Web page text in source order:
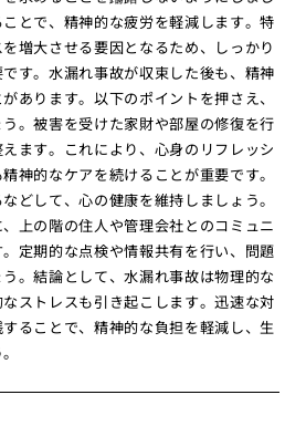
とで、精神的な疲労を軽減します。特
増大させる要因となるため、しっかり
す。水漏れ事故が収束した後も、精神
あります。以下のポイントを押さえ、
。被害を受けた家財や部屋の修復を行
ます。これにより、心身のリフレッシ
神的なケアを続けることが重要です。
どして、心の健康を維持しましょう。
上の階の住人や管理会社とのコミュニ
定期的な点検や情報共有を行い、問題
。結論として、水漏れ事故は物理的な
ストレスも引き起こします。迅速な対
ることで、精神的な負担を軽減し、生